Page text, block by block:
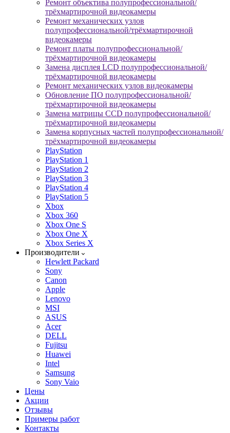
Ремонт объектива полупрофессиональной/
трёхмартирочной видеокамеры
Ремонт механических узлов
полупрофессиональной/трёхмартирочной
видеокамеры
Ремонт платы полупрофессиональной/
трёхмартирочной видеокамеры
Замена дисплея LCD полупрофессиональной/
трёхмартирочной видеокамеры
Ремонт механических узлов видеокамеры
Обновление ПО полупрофессиональной/
трёхмартирочной видеокамеры
Замена матрицы CCD полупрофессиональной/
трёхмартирочной видеокамеры
Замена корпусных частей полупрофессиональной/
трёхмартирочной видеокамеры
PlayStation
PlayStation 1
PlayStation 2
PlayStation 3
PlayStation 4
PlayStation 5
Xbox
Xbox 360
Xbox One S
Xbox One X
Xbox Series X
Производители
Hewlett Packard
Sony
Canon
Apple
Lenovo
MSI
ASUS
Acer
DELL
Fujitsu
Huawei
Intel
Samsung
Sony Vaio
Цены
Акции
Отзывы
Примеры работ
Контакты